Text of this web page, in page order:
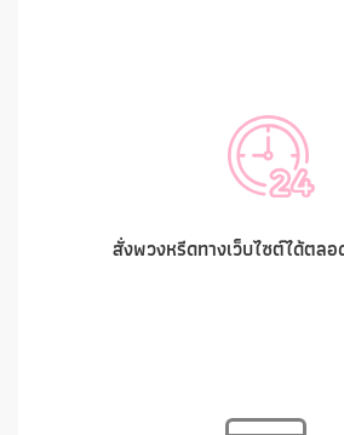
สั่งพวงหรีดทางเว็บไซต์ได้ตล